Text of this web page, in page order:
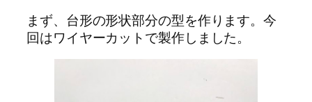
まず、台形の形状部分の型を作ります。今
回はワイヤーカットで製作しました。